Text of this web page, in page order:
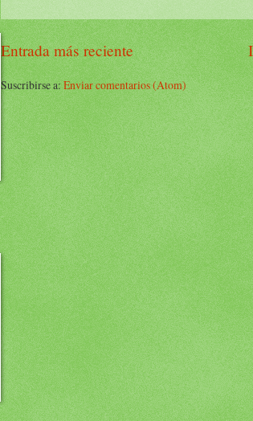
Entrada más reciente
Suscribirse a:Enviar comentarios (Atom)